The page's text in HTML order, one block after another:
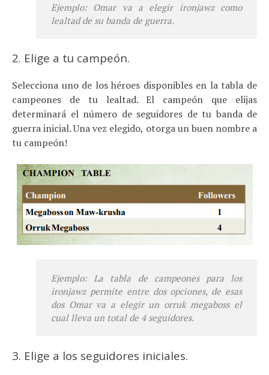
Ejemplo: Omar va a elegir ironjawzcomo
lealtad de su banda de guerra.
2. Elige a tu campeón.
Selecciona uno de los héroes disponibles en la tabla de
campeones de tu lealtad. El campeón que elijas
determinará el número de seguidores de tu banda de
guerra inicial. Una vez elegido, otorga un buen nombre a
tu campeón!
Ejemplo: La tabla de campeones para los
ironjawzpermite entre dos opciones, de esas
dos Omar va a elegir un orruk megabossel
cual lleva un total de 4 seguidores.
3. Elige a los seguidores iniciales.